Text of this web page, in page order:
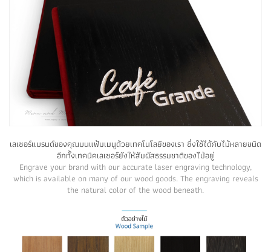
เลเซอร์แบรนด์ของคุณบนแฟ้มเมนูด้วยเทคโนโลยีของเรา ซึ่งใช้ได้กับไม้หลายชนิด
อีกทั้งเทคนิคเลเซอร์ยังให้สัมผัสธรรมชาติของไม้อยู่
Engrave your brand with our accurate laser engraving technology,
which is available on many of our wood goods. The engraving reveals
the natural color of the wood beneath.